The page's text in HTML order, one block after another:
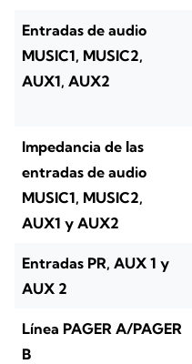
Entradas de audio
MUSIC1, MUSIC2,
AUX1, AUX2
Impedancia de las
entradas de audio
MUSIC1, MUSIC2,
AUX1 y AUX2
Entradas PR, AUX 1 y
AUX 2
Línea PAGER A/PAGER
B